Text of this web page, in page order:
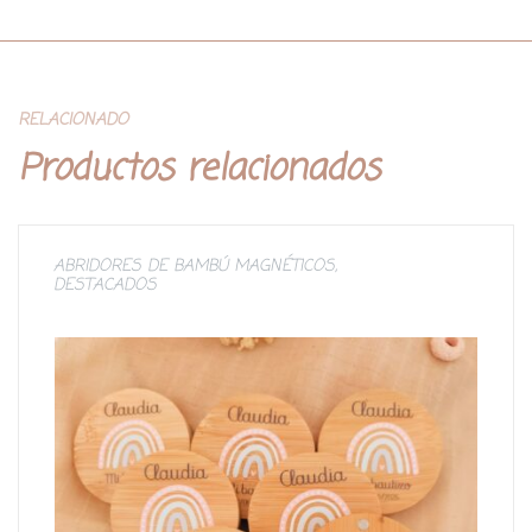
RELACIONADO
Productos relacionados
ABRIDORES DE BAMBÚ MAGNÉTICOS,
DESTACADOS